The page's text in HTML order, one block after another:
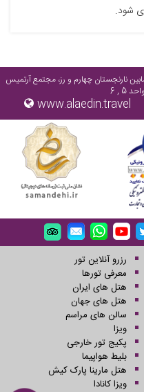
شود.
مابین نارنجستان چهارم و رز، مجتمع آرتمیس
www.alaedin.travel
رزرو آنلاین تور
معرفی تورها
هتل های ایران
هتل های جهان
سالن های مراسم
ویزا
پکیج تور خارجی
بلیط هواپیما
هتل مارینا پارک کیش
ویزا کانادا